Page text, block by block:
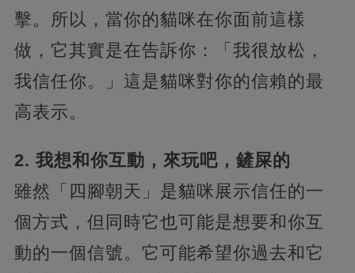
擊。所以，當你的貓咪在你面前這樣
做，它其實是在告訴你：「我很放松，
我信任你。」這是貓咪對你的信賴的最
高表示。
2. 我想和你互動，來玩吧，鏟屎的
雖然「四腳朝天」是貓咪展示信任的一
個方式，但同時它也可能是想要和你互
動的一個信號。它可能希望你過去和它